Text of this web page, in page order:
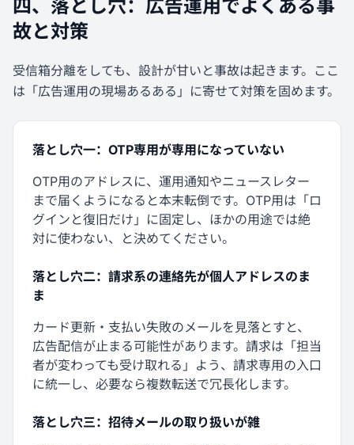
四、落とし穴：広告運用でよくある事
故と対策
受信箱分離をしても、設計が甘いと事故は起きます。ここ
は「広告運用の現場あるある」に寄せて対策を固めます。
落とし穴一：OTP専用が専用になっていない
OTP用のアドレスに、運用通知やニュースレター
まで届くようになると本末転倒です。OTP用は「ロ
グインと復旧だけ」に固定し、ほかの用途では絶
対に使わない、と決めてください。
落とし穴二：請求系の連絡先が個人アドレスのま
ま
カード更新・支払い失敗のメールを見落とすと、
広告配信が止まる可能性があります。請求は「担当
者が変わっても受け取れる」よう、請求専用の入口
に統一し、必要なら複数転送で冗長化します。
落とし穴三：招待メールの取り扱いが雑